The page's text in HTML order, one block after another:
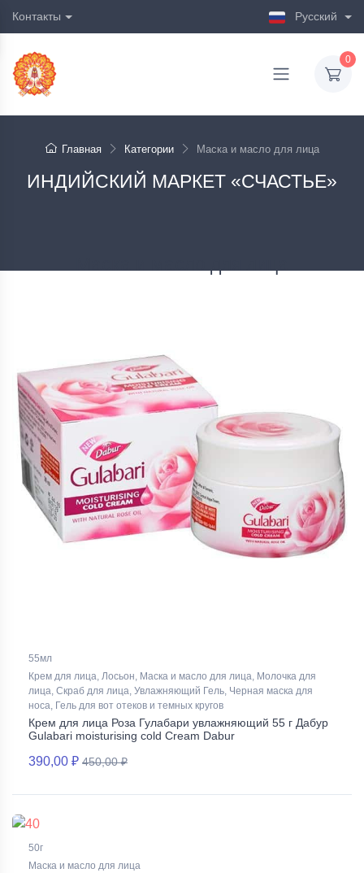
Контакты Русский
0
Главная Категории Маска и масло для лица
ИНДИЙСКИЙ МАРКЕТ «СЧАСТЬЕ»
55мл
Крем для лица, Лосьон, Маска и масло для лица, Молочка для
лица, Скраб для лица, Увлажняющий Гель, Черная маска для
носа, Гель для вот отеков и темных кругов
Крем для лица Роза Гулабари увлажняющий 55 г Дабур
Gulabari moisturising cold Cream Dabur
390,00 ₽ 450,00 ₽
50г
Маска и масло для лица